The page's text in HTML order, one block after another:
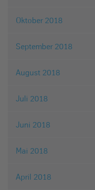
Oktober 2018
September 2018
August 2018
Juli 2018
Juni 2018
Mai 2018
April 2018